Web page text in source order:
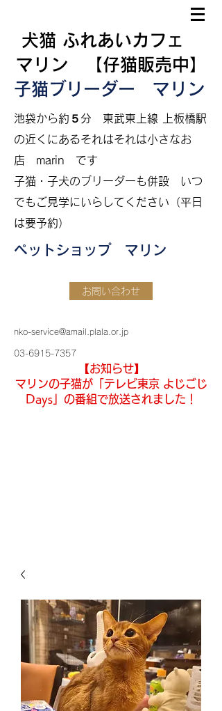
犬猫 ふれあいカフェ
マリン 【仔猫販売中】
子猫ブリーダー マリン
​池袋から約５分 東武東上線 上板橋駅
の近くにあるそれはそれは小さなお
店 marin です
​子猫・子犬のブリーダーも併設 いつ
でもご見学にいらしてください（平日
は要予約）
ペットショップ マリン
お問い合わせ
nko-service@amail.plala.or.jp
03-6915-7357
【お知らせ】
マリンの子猫が「テレビ東京 よじごじ
Days」の番組で放送されました！